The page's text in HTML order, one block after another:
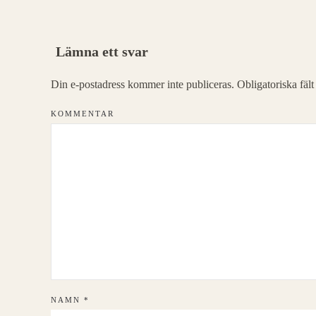
Lämna ett svar
Din e-postadress kommer inte publiceras. Obligatoriska fält
KOMMENTAR
NAMN *